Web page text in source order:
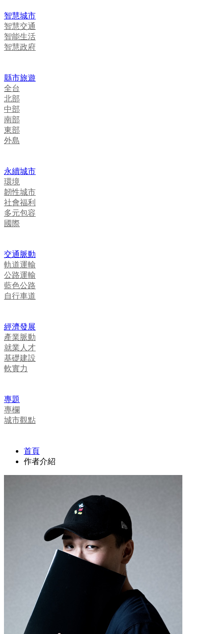
智慧城市
智慧交通
智能生活
智慧政府
縣市旅遊
全台
北部
中部
南部
東部
外島
永續城市
環境
韌性城市
社會福利
多元包容
國際
交通脈動
軌道運輸
公路運輸
藍色公路
自行車道
經濟發展
產業脈動
就業人才
基礎建設
軟實力
專題
專欄
城市觀點
首頁
作者介紹